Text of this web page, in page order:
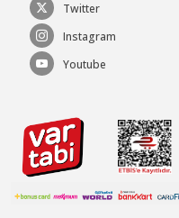
Twitter
Instagram
Youtube